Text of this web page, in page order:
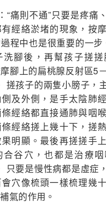
“痛則不通”只要是疼痛
經絡淤堵的現象，按
程中也是很重要的一
洗腳後，再幫孩子搓
腳上的扁桃腺反射區5
搓孩子的兩隻小膀子，
及外側，是手太陰肺
經絡都直接通肺與咽
條經絡搓上幾十下，搓
明顯。最後再搓搓手
合谷穴，也都是治療
只要是慢性病都是虛症
穴像梳頭一樣梳理幾
氣的作用。